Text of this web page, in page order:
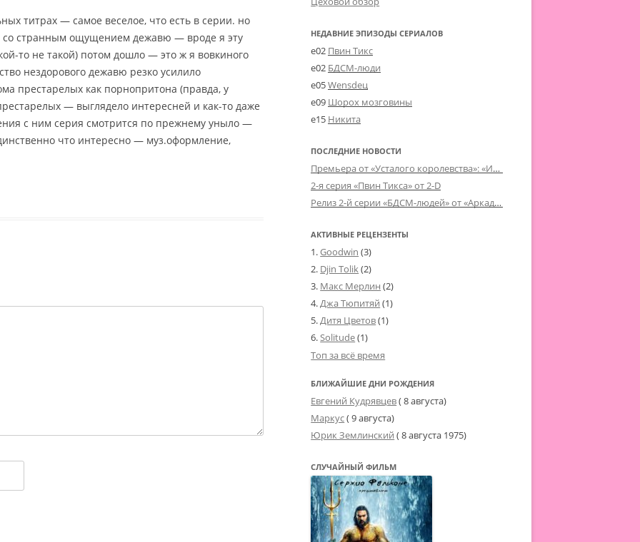
титрах — самое веселое, что есть в серии. но
со странным ощущением дежавю — вроде я эту
то не такой) потом дошло — это ж я вовкиного
нездорового дежавю резко усилило
престарелых как порнопритона (правда, у
— выглядело интересней и как-то даже
с ним серия смотрится по прежнему уныло —
что интересно — муз.оформление,
НЕДАВНИЕ ЭПИЗОДЫ СЕРИАЛОВ
e02 Пвин Тикс
e02 БДСМ-люди
e05Wensdeц
e09 Шорох мозговины
e15 Никита
ПОСЛЕДНИЕ НОВОСТИ
Премьера от «Усталого королевства»: «Игорь начал»
2-я серия «Пвин Тикса» от 2-D
Релиз 2-й серии «БДСМ-людей» от «Аркада Фильм»
АКТИВНЫЕ РЕЦЕНЗЕНТЫ
Goodwin (3)
Djin Tolik(2)
Макс Мерлин (2)
Джа Тюпитяй (1)
Дитя Цветов(1)
Solitude(1)
Топ за всё время
БЛИЖАЙШИЕ ДНИ РОЖДЕНИЯ
Евгений Кудрявцев( 8 августа)
Маркус( 9 августа)
Юрик Землинский (8 августа 1975)
СЛУЧАЙНЫЙ ФИЛЬМ